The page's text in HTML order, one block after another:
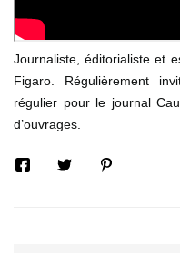
Journaliste, éditorialiste et
Figaro. Régulièrement
régulier pour le journal
d’ouvrages.